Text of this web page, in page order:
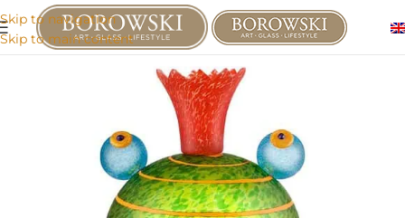
Skip to navigation
Skip to main content